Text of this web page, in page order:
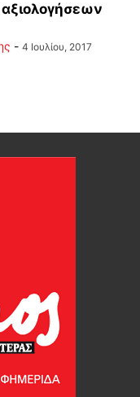
- 4 Ιουλίου, 2017